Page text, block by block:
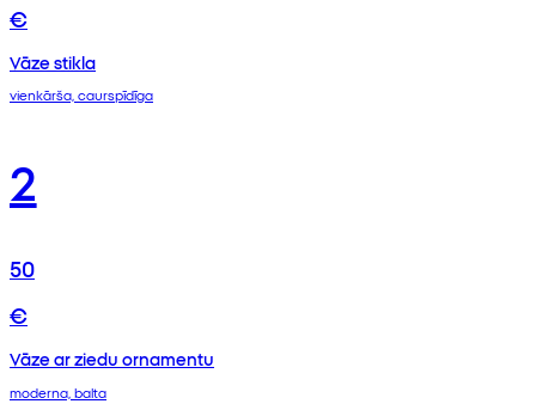
€
Vāze stikla
vienkārša, caurspīdīga
2
50
€
Vāze ar ziedu ornamentu
moderna, balta